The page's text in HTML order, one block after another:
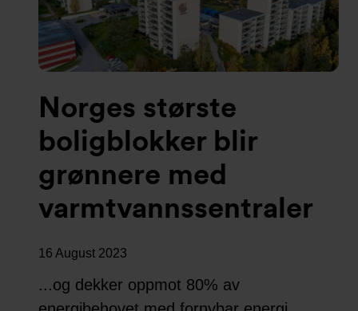
Norges største
boligblokker blir
grønnere med
varmtvannssentraler
16 August 2023
...og dekker oppmot 80% av